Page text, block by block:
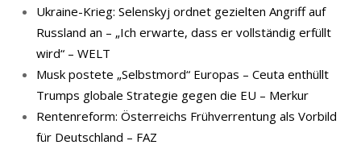
Ukraine-Krieg: Selenskyj ordnet gezielten Angriff auf
Russland an – „Ich erwarte, dass er vollständig erfüllt
wird“ – WELT
Musk postete „Selbstmord“ Europas – Ceuta enthüllt
Trumps globale Strategie gegen die EU – Merkur
Rentenreform: Österreichs Frühverrentung als Vorbild
für Deutschland – FAZ